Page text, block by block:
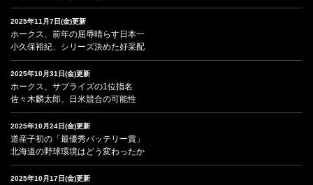
2025年11月7日(金)更新
ホークス、前年の屈辱晴らす日本一
小久保裕紀、シリーズ決めた好采配
2025年10月31日(金)更新
ホークス、サプライズの1位指名
佐々木麟太郎、日米競合の可能性
2025年10月24日(金)更新
道産子初の「最優秀バッテリー賞」
北海道の野球環境はどう変わったか
2025年10月17日(金)更新